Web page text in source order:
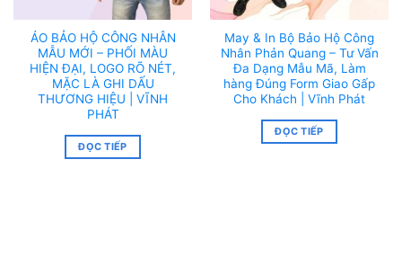
ÁO BẢO HỘ CÔNG NHÂN
MẪU MỚI – PHỐI MÀU
HIỆN ĐẠI, LOGO RÕ NÉT,
MẶC LÀ GHI DẤU
THƯƠNG HIỆU | VĨNH
PHÁT
ĐỌC TIẾP
May & In Bộ Bảo Hộ Công
Nhân Phản Quang – Tư Vấn
Đa Dạng Mẫu Mã, Làm
hàng Đúng Form Giao Gấp
Cho Khách | Vĩnh Phát
ĐỌC TIẾP